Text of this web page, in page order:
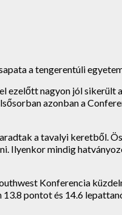
a tengerentúli
ezelőtt nagyon jól
azonban a
a tavalyi keretből.
Ilyenkor mindig
Konferencia
pontot és 14.6